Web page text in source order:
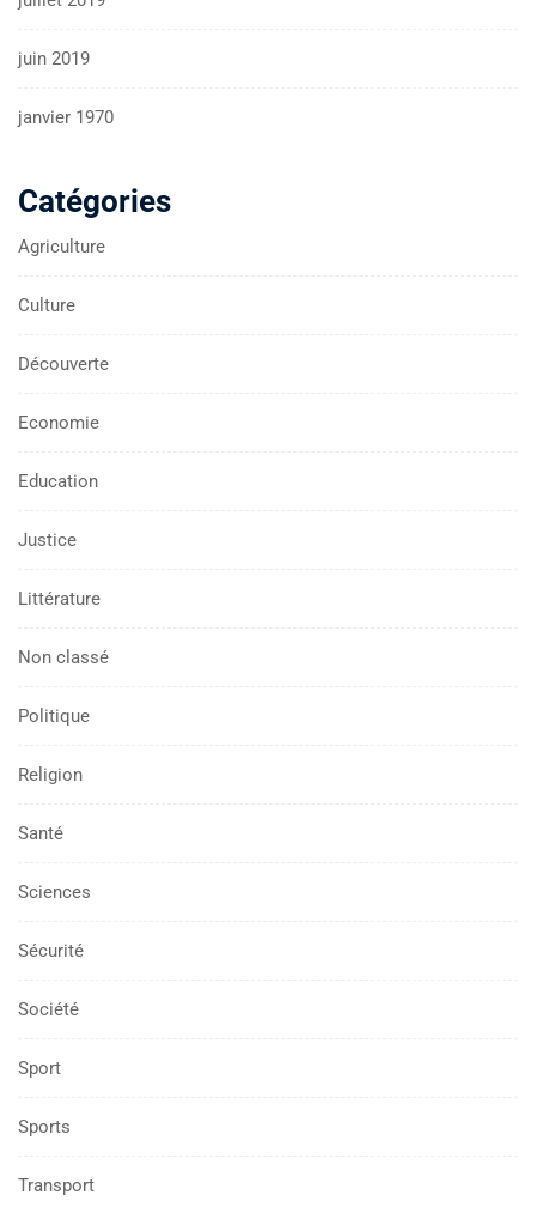
juin 2019
janvier 1970
Catégories
Agriculture
Culture
Découverte
Economie
Education
Justice
Littérature
Non classé
Politique
Religion
Santé
Sciences
Sécurité
Société
Sport
Sports
Transport